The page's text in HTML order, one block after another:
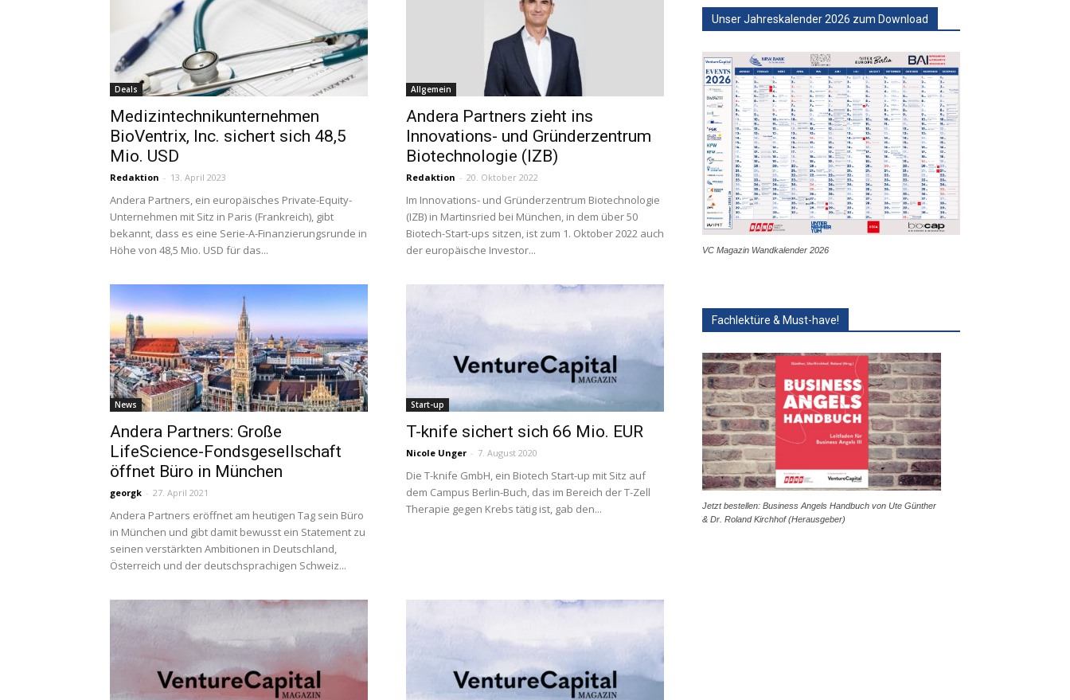
Deals
Medizintechnikunternehmen
BioVentrix, Inc. sichert sich 48,5
Mio. USD
Redaktion - 13. April 2023
Andera Partners, ein europäisches Private-Equity-
Unternehmen mit Sitz in Paris (Frankreich), gibt
bekannt, dass es eine Serie-A-Finanzierungsrunde in
Höhe von 48,5 Mio. USD für das...
Allgemein
Andera Partners zieht ins
Innovations- und Gründerzentrum
Biotechnologie (IZB)
Redaktion - 20. Oktober 2022
Im Innovations- und Gründerzentrum Biotechnologie
(IZB) in Martinsried bei München, in dem über 50
Biotech-Start-ups sitzen, ist zum 1. Oktober 2022 auch
der europäische Investor...
News
Andera Partners: Große
LifeScience-Fondsgesellschaft
öffnet Büro in München
georgk - 27. April 2021
Andera Partners eröffnet am heutigen Tag sein Büro
in München und gibt damit bewusst ein Statement zu
seinen verstärkten Ambitionen in Deutschland,
Österreich und der deutschsprachigen Schweiz...
Start-up
T-knife sichert sich 66 Mio. EUR
Nicole Unger - 7. August 2020
Die T-knife GmbH, ein Biotech Start-up mit Sitz auf
dem Campus Berlin-Buch, das im Bereich der T-Zell
Therapie gegen Krebs tätig ist, gab den...
Unser Jahreskalender 2026 zum Download
VC Magazin Wandkalender 2026
Fachlektüre & Must-have!
Jetzt bestellen: Business Angels Handbuch von Ute Günther
& Dr. Roland Kirchhof (Herausgeber)